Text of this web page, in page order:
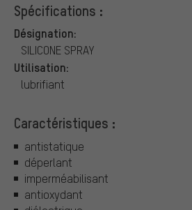
Spécifications :
Désignation:
SILICONE SPRAY
Utilisation:
lubrifiant
Caractéristiques :
antistatique
déperlant
imperméabilisant
antioxydant